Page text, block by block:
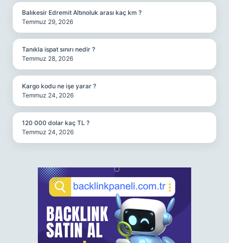
Balıkesir Edremit Altınoluk arası kaç km ?
Temmuz 29, 2026
Tanıkla ispat sınırı nedir ?
Temmuz 28, 2026
Kargo kodu ne işe yarar ?
Temmuz 24, 2026
120 000 dolar kaç TL ?
Temmuz 24, 2026